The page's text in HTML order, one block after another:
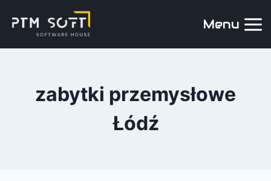
Menu
zabytki przemysłowe
Łódź